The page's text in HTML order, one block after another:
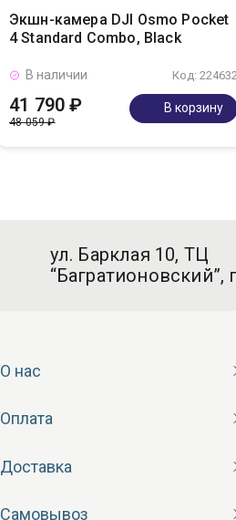
Экшн-камера DJI Osmo Pocket
4 Standard Combo, Black
Код: 224632
В наличии
41 790 ₽
48 059 ₽
В корзину
ул. Барклая 10, ТЦ
“Багратионовский”,
О нас
Оплата
Доставка
Самовывоз